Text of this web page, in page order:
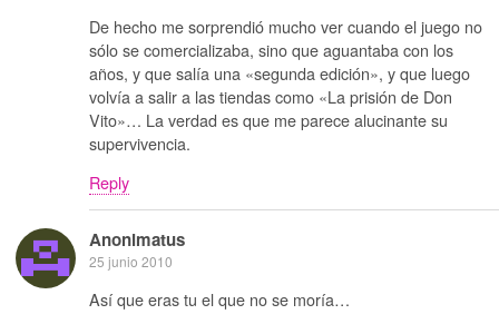
De hecho me sorprendió mucho ver cuando el juego no
sólo se comercializaba, sino que aguantaba con los
años, y que salía una «segunda edición», y que luego
volvía a salir a las tiendas como «La prisión de Don
Vito»… La verdad es que me parece alucinante su
supervivencia.
Reply
Anonimatus
25 junio 2010
Así que eras tu el que no se moría…